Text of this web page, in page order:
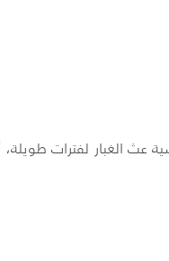
لفترات طويلة،